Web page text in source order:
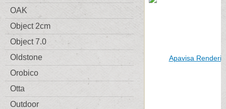
OAK
Object 2cm
Object 7.0
Oldstone
Orobico
Otta
Outdoor